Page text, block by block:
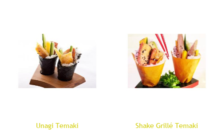
Unagi Temaki Shake Grillé Temaki